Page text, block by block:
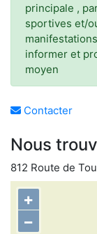
principale ,
sportives et/
informer et
moyen
Contacter
Nous
812 Route de
+
−